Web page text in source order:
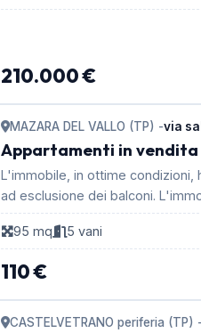
210.000 €
MAZARA DEL VALLO (TP) -via
Appartamenti in vendita
L'immobile, in ottime condizioni,
ad esclusione dei balconi.
95 mq 5 vani
110 €
CASTELVETRANO periferia (TP) -